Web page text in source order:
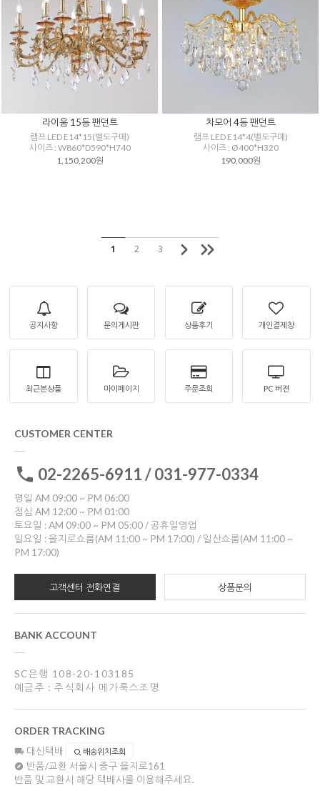
라이움 15등 팬던트
램프 LED E14*15(별도구매)
사이즈 : W860*D590*H740
1,150,200원
차모어 4등 팬던트
램프 LED E14*4(별도구매)
사이즈 : Ø400*H320
190,000원
1 2 3
공지사항 문의게시판 상품후기 개인결제창
최근본상품 마이페이지 주문조회 PC 버젼
CUSTOMER CENTER
02-2265-6911 / 031-977-0334
평일 AM 09:00 ~ PM 06:00
점심 AM 12:00 ~ PM 01:00
토요일 : AM 09:00 ~ PM 05:00 / 공휴일영업
일요일 : 을지로쇼룸(AM 11:00 ~ PM 17:00) / 일산쇼룸(AM 11:00 ~
PM 17:00)
고객센터 전화연결 상품문의
BANK ACCOUNT
SC은행 108-20-103185
예금주 : 주식회사 메가룩스조명
ORDER TRACKING
대신택배 배송위치조회
반품/교환 서울시 중구 을지로161
반품 및 교환시 해당 택배사를 이용해주세요.